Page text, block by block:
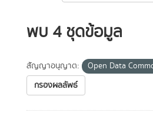
พบ 4 ชุดข้อมูล
สัญญาอนุญาต:
Open Data
กรองผลลัพธ์